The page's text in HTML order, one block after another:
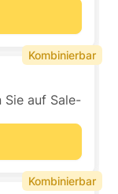
Sie auf Sale-
Kombinierbar
Kombinierbar